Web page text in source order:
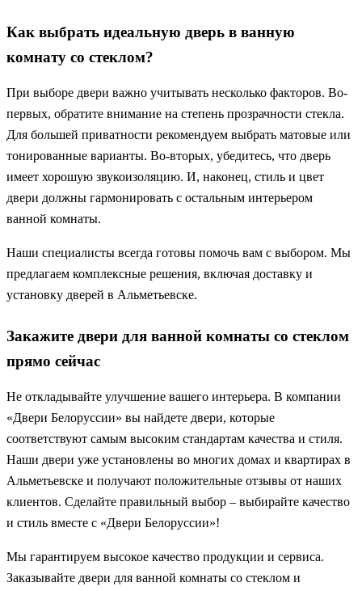
Как выбрать идеальную дверь в ванную
комнату со стеклом?
При выборе двери важно учитывать несколько факторов. Во-
первых, обратите внимание на степень прозрачности стекла.
Для большей приватности рекомендуем выбрать матовые или
тонированные варианты. Во-вторых, убедитесь, что дверь
имеет хорошую звукоизоляцию. И, наконец, стиль и цвет
двери должны гармонировать с остальным интерьером
ванной комнаты.
Наши специалисты всегда готовы помочь вам с выбором. Мы
предлагаем комплексные решения, включая доставку и
установку дверей в Альметьевске.
Закажите двери для ванной комнаты со стеклом
прямо сейчас
Не откладывайте улучшение вашего интерьера. В компании
«Двери Белоруссии» вы найдете двери, которые
соответствуют самым высоким стандартам качества и стиля.
Наши двери уже установлены во многих домах и квартирах в
Альметьевске и получают положительные отзывы от наших
клиентов. Сделайте правильный выбор – выбирайте качество
и стиль вместе с «Двери Белоруссии»!
Мы гарантируем высокое качество продукции и сервиса.
Заказывайте двери для ванной комнаты со стеклом и